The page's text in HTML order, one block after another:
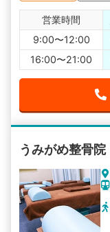
営業時間
9:00〜12:00
16:00〜21:00
うみがめ整骨院